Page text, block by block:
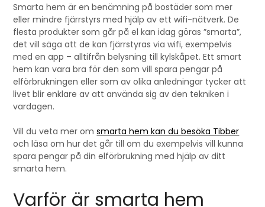
Smarta hem är en benämning på bostäder som mer
eller mindre fjärrstyrs med hjälp av ett wifi-nätverk. De
flesta produkter som går på el kan idag göras ”smarta”,
det vill säga att de kan fjärrstyras via wifi, exempelvis
med en app – alltifrån belysning till kylskåpet. Ett smart
hem kan vara bra för den som vill spara pengar på
elförbrukningen eller som av olika anledningar tycker att
livet blir enklare av att använda sig av den tekniken i
vardagen.
Vill du veta mer omsmarta hem kan du besöka Tibber
och läsa om hur det går till om du exempelvis vill kunna
spara pengar på din elförbrukning med hjälp av ditt
smarta hem.
Varför är smarta hem